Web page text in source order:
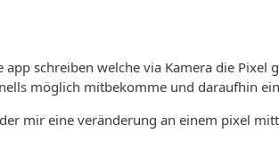
schreiben welche via Kamera die
möglich mitbekomme und daraufhin
mir eine veränderung an einem pixel